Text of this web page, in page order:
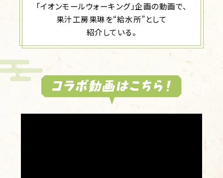
「イオンモールウォーキング」企画の動画で、
果汁工房果琳を“給水所”として
紹介している。